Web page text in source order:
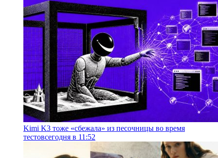
Kimi K3 тоже «сбежала» из песочницы во время
тестовсегодня в 11:52